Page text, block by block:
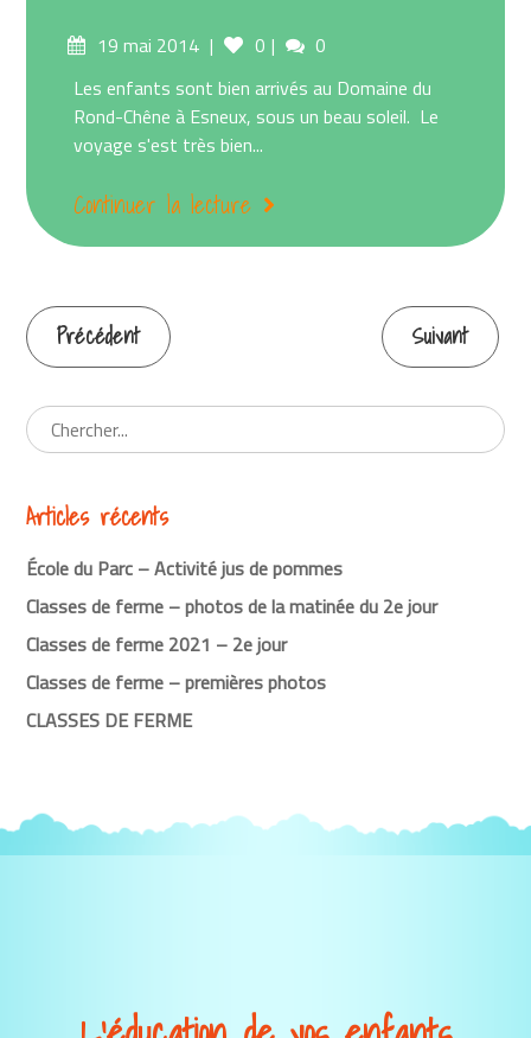
Posted19 mai 2014 0 Comments
0
Les enfants sont bien arrivés au Domaine du
Rond-Chêne à Esneux, sous un beau soleil. Le
voyage s'est très bien...
Continuer la lecture
Continuer
la
lecture
Précédent Suivant
Articles récents
École du Parc – Activité jus de pommes
Classes de ferme – photos de la matinée du 2e jour
Classes de ferme 2021 – 2e jour
Classes de ferme – premières photos
CLASSES DE FERME